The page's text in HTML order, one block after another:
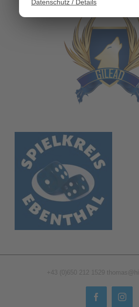
Datenschutz / Details
+43 (0)650 212 1529
Facebook